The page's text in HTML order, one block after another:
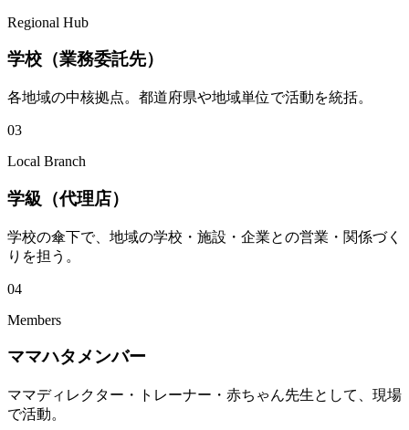
Regional Hub
学校（業務委託先）
各地域の中核拠点。都道府県や地域単位で活動を統括。
03
Local Branch
学級（代理店）
学校の傘下で、地域の学校・施設・企業との営業・関係づく
りを担う。
04
Members
ママハタメンバー
ママディレクター・トレーナー・赤ちゃん先生として、現場
で活動。